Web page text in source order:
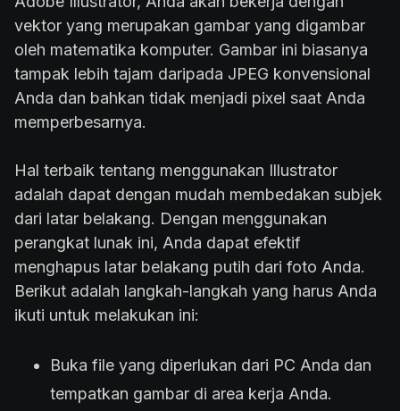
vektor yang merupakan gambar yang digambar
oleh matematika komputer. Gambar ini biasanya
tampak lebih tajam daripada JPEG konvensional
Anda dan bahkan tidak menjadi pixel saat Anda
memperbesarnya.
Hal terbaik tentang menggunakan Illustrator
adalah dapat dengan mudah membedakan subjek
dari latar belakang. Dengan menggunakan
perangkat lunak ini, Anda dapat efektif
menghapus latar belakang putih dari foto Anda.
Berikut adalah langkah-langkah yang harus Anda
ikuti untuk melakukan ini:
Buka file yang diperlukan dari PC Anda dan
tempatkan gambar di area kerja Anda.